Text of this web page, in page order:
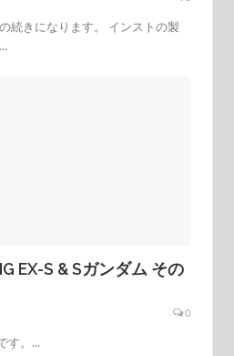
続きになります。 インストの製
EX-S & Sガンダム その
0
す。...